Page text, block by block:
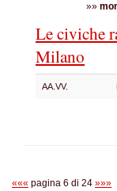
»»
Le civiche
Milano
AA.VV.
««« pagina 6 di 24 »»»